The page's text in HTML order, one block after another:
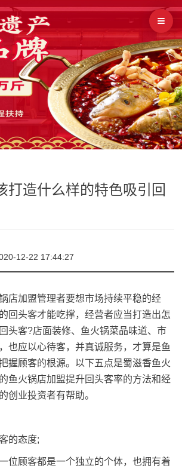
打造什么样的特色吸引回
12-22 17:44:27
加盟管理者要想市场持续平稳的经
回头客才能吃撑，经营者应当打造出怎
头客?店面装修、鱼火锅菜品味道、市
也应以心待客，并真诚服务，才算是鱼
握顾客的根源。以下五点是蜀滋香鱼火
鱼火锅店加盟提升回头客率的方法和经
创业投资者有帮助。
的态度;
顾客都是一个独立的个体，也拥有着